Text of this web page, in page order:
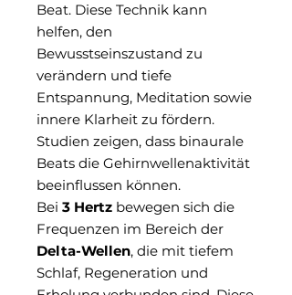
Beat. Diese Technik kann
helfen, den
Bewusstseinszustand zu
verändern und tiefe
Entspannung, Meditation sowie
innere Klarheit zu fördern.
Studien zeigen, dass binaurale
Beats die Gehirnwellenaktivität
beeinflussen können.
Bei 3 Hertz bewegen sich die
Frequenzen im Bereich der
Delta-Wellen, die mit tiefem
Schlaf, Regeneration und